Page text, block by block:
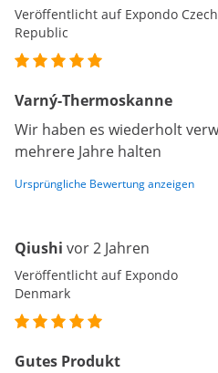
Veröffentlicht auf Expondo Czech
Republic
Varný-Thermoskanne
Wir haben es wiederholt
mehrere Jahre halten
Ursprüngliche Bewertung anzeigen
Qiushi vor 2 Jahren
Veröffentlicht auf Expondo
Denmark
Gutes Produkt